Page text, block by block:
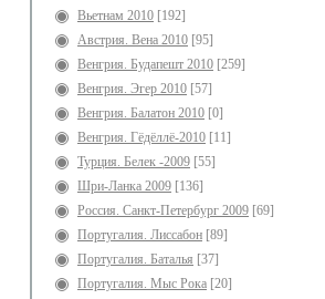
Вьетнам 2010 [192]
Австрия. Вена 2010 [95]
Венгрия. Будапешт 2010 [259]
Венгрия. Эгер 2010 [57]
Венгрия. Балатон 2010 [0]
Венгрия. Гёдёллё-2010 [11]
Турция. Белек -2009 [55]
Шри-Ланка 2009 [136]
Россия. Санкт-Петербург 2009 [69]
Португалия. Лиссабон [89]
Португалия. Баталья [37]
Португалия. Мыс Рока [20]